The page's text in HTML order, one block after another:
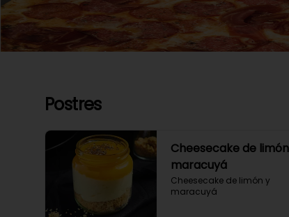
Postres
Cheesecake de
maracuyá
Cheesecake de limón y
maracuyá